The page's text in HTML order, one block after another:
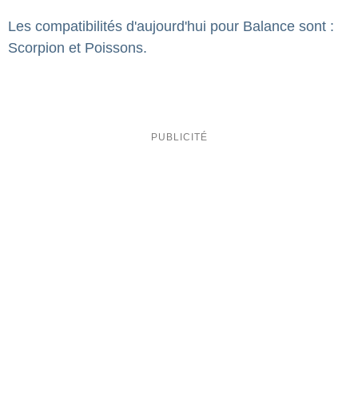
Les compatibilités d'aujourd'hui pour Balance sont :
Scorpion et Poissons.